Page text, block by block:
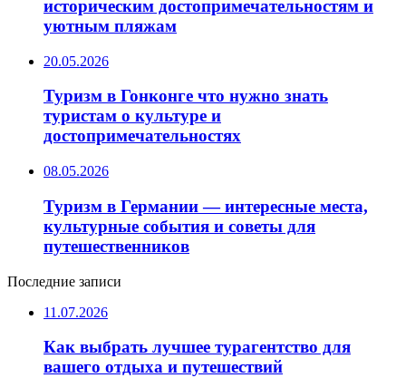
историческим достопримечательностям и
уютным пляжам
20.05.2026
Туризм в Гонконге что нужно знать
туристам о культуре и
достопримечательностях
08.05.2026
Туризм в Германии — интересные места,
культурные события и советы для
путешественников
Последние записи
11.07.2026
Как выбрать лучшее турагентство для
вашего отдыха и путешествий